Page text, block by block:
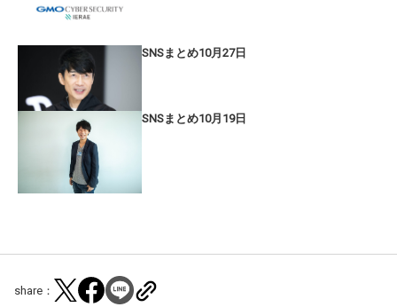
SNSまとめ10月27日
SNSまとめ10月19日
share：